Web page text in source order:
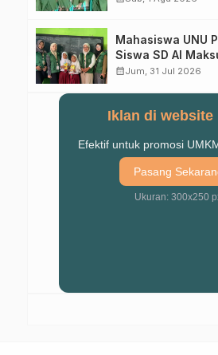
Mahasiswa UNU Pasuruan Ajak
Siswa SD Al
Kuasai
calendar_monthJum, 31 Jul 2026
Iklan di website
Efektif untuk promosi
Pasang
Ukuran: 300x250